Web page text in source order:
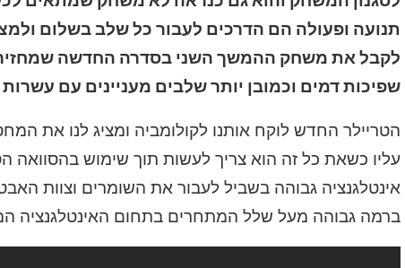
תנועה ופעולה הם הדרכים לעבור כל שלב בשלום
שפיכות דמים וכמובן יותר שלבים מעניינים עם
עליו כשאת כל זה הוא צריך לעשות תוך שימוש
ברמה גבוהה מעל שלל המתחרים בתחום האינטלגנציה